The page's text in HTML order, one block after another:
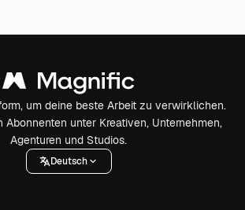
um deine beste Arbeit zu verwirklichen.
Abonnenten unter Kreativen, Unternehmen,
Agenturen und Studios.
Deutsch